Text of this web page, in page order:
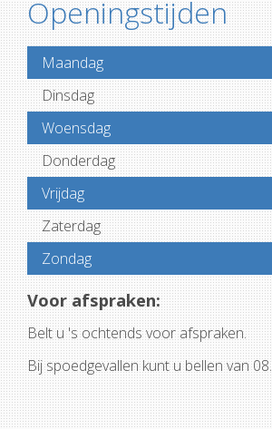
Openingstijden
Maandag
Dinsdag
Woensdag
Donderdag
Vrijdag
Zaterdag
Zondag
Voor afspraken:
Belt u 's ochtends voor afspraken.
Bij spoedgevallen kunt u bellen van